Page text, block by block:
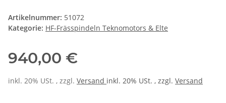
Artikelnummer: 51072
Kategorie: HF-Frässpindeln Teknomotors & Elte
940,00 €
inkl. 20% USt. , zzgl. Versand inkl. 20% USt. , zzgl. Versand